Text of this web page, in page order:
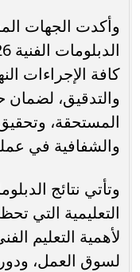
وأكدت الجهات
كافة الإجراءات
والتدقيق،
المستحقة،
والشفافية في
وتأتي نتائج
التعليمية التي
لأهمية التعليم
لسوق العمل،